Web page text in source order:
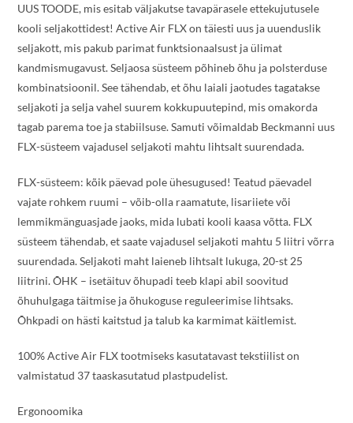
UUS TOODE, mis esitab väljakutse tavapärasele ettekujutusele
kooli seljakottidest! Active Air FLX on täiesti uus ja uuenduslik
seljakott, mis pakub parimat funktsionaalsust ja ülimat
kandmismugavust. Seljaosa süsteem põhineb õhu ja polsterduse
kombinatsioonil. See tähendab, et õhu laiali jaotudes tagatakse
seljakoti ja selja vahel suurem kokkupuutepind, mis omakorda
tagab parema toe ja stabiilsuse. Samuti võimaldab Beckmanni uus
FLX-süsteem vajadusel seljakoti mahtu lihtsalt suurendada.
FLX-süsteem: kõik päevad pole ühesugused! Teatud päevadel
vajate rohkem ruumi – võib-olla raamatute, lisariiete või
lemmikmänguasjade jaoks, mida lubati kooli kaasa võtta. FLX
süsteem tähendab, et saate vajadusel seljakoti mahtu 5 liitri võrra
suurendada. Seljakoti maht laieneb lihtsalt lukuga, 20-st 25
liitrini. ÕHK – isetäituv õhupadi teeb klapi abil soovitud
õhuhulgaga täitmise ja õhukoguse reguleerimise lihtsaks.
Õhkpadi on hästi kaitstud ja talub ka karmimat käitlemist.
100% Active Air FLX tootmiseks kasutatavast tekstiilist on
valmistatud 37 taaskasutatud plastpudelist.
Ergonoomika